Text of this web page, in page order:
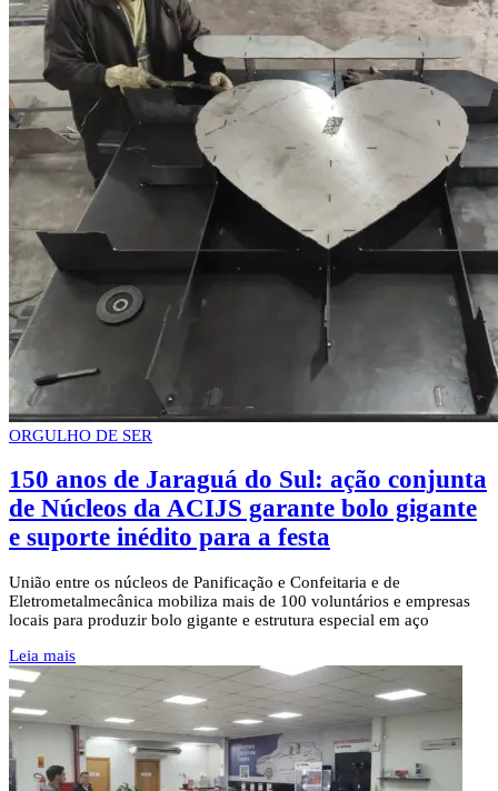
ORGULHO DE SER
150 anos de Jaraguá do Sul: ação conjunta
de Núcleos da ACIJS garante bolo gigante
e suporte inédito para a festa
União entre os núcleos de Panificação e Confeitaria e de
Eletrometalmecânica mobiliza mais de 100 voluntários e empresas
locais para produzir bolo gigante e estrutura especial em aço
Leia mais